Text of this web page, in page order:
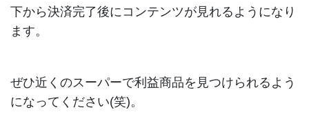
下から決済完了後にコンテンツが見れるようになり
ます。
ぜひ近くのスーパーで利益商品を見つけられるよう
になってください(笑)。